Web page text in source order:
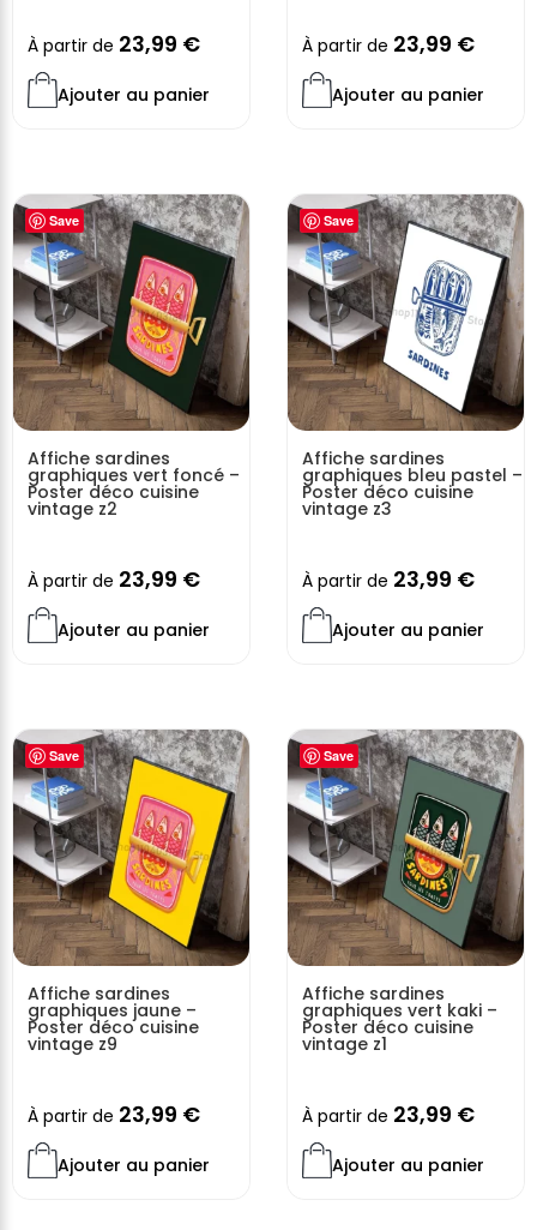
À partir de 23,99 €
Ajouter au panier
À partir de 23,99 €
Ajouter au panier
Save
Affiche sardines
graphiques vert foncé –
Poster déco cuisine
vintage z2
À partir de 23,99 €
Ajouter au panier
Save
Affiche sardines
graphiques bleu pastel –
Poster déco cuisine
vintage z3
À partir de 23,99 €
Ajouter au panier
Save
Affiche sardines
graphiques jaune –
Poster déco cuisine
vintage z9
À partir de 23,99 €
Ajouter au panier
Save
Affiche sardines
graphiques vert kaki –
Poster déco cuisine
vintage z1
À partir de 23,99 €
Ajouter au panier